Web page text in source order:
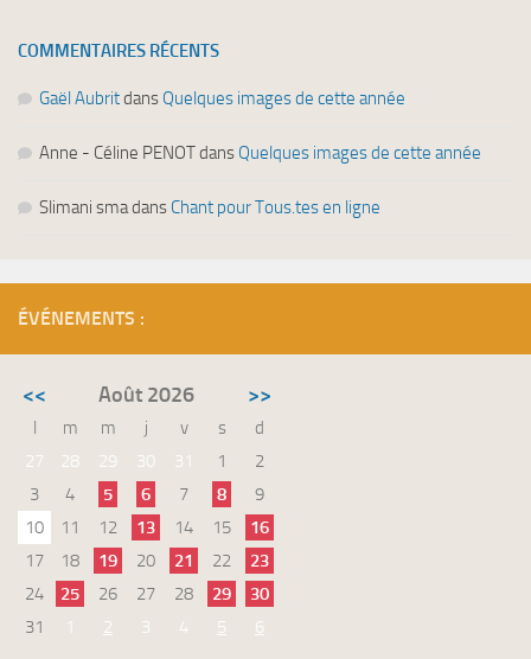
COMMENTAIRES RÉCENTS
Gaël Aubritdans Quelques images de cette année
Anne - Céline PENOTdans Quelques images de cette année
Slimani smadans Chant pour Tous.tes en ligne
ÉVÉNEMENTS :
<< Août 2026 >>
l m m j v s
d
27
28 29 30 31 1
2
3
4 5 6 7 8
9
10
11 12 13 14 15
16
17
18 19 20 21 22
23
24
25 26 27 28 29
30
31
1 2 3 4 5 6